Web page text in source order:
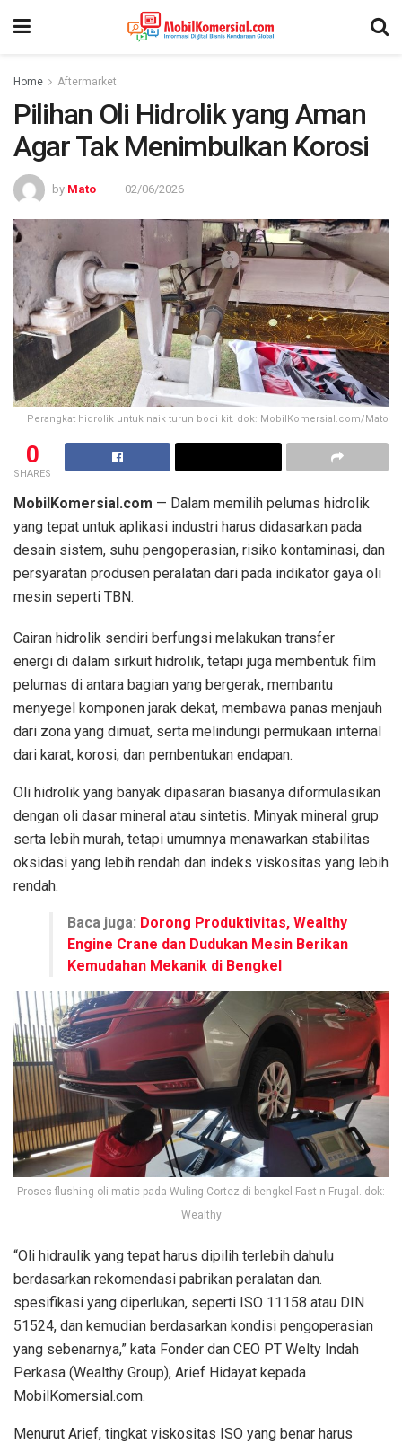
Home Aftermarket
Pilihan Oli Hidrolik yang Aman
Agar Tak Menimbulkan Korosi
by Mato 02/06/2026
Perangkat hidrolik untuk naik turun bodi kit. dok: MobilKomersial.com/Mato
0
SHARES
MobilKomersial.com — Dalam memilih pelumas hidrolik
yang tepat untuk aplikasi industri harus didasarkan pada
desain sistem, suhu pengoperasian, risiko kontaminasi, dan
persyaratan produsen peralatan dari pada indikator gaya oli
mesin seperti TBN.
Cairan hidrolik sendiri berfungsi melakukan transfer
energi di dalam sirkuit hidrolik, tetapi juga membentuk film
pelumas di antara bagian yang bergerak, membantu
menyegel komponen jarak dekat, membawa panas menjauh
dari zona yang dimuat, serta melindungi permukaan internal
dari karat, korosi, dan pembentukan endapan.
Oli hidrolik yang banyak dipasaran biasanya diformulasikan
dengan oli dasar mineral atau sintetis. Minyak mineral grup
serta lebih murah, tetapi umumnya menawarkan stabilitas
oksidasi yang lebih rendah dan indeks viskositas yang lebih
rendah.
Baca juga: Dorong Produktivitas, Wealthy
Engine Crane dan Dudukan Mesin Berikan
Kemudahan Mekanik di Bengkel
Proses flushing oli matic pada Wuling Cortez di bengkel Fast n Frugal. dok:
Wealthy
“Oli hidraulik yang tepat harus dipilih terlebih dahulu
berdasarkan rekomendasi pabrikan peralatan dan.
spesifikasi yang diperlukan, seperti ISO 11158 atau DIN
51524, dan kemudian berdasarkan kondisi pengoperasian
yang sebenarnya,” kata Fonder dan CEO PT Welty Indah
Perkasa (Wealthy Group), Arief Hidayat kepada
MobilKomersial.com.
Menurut Arief, tingkat viskositas ISO yang benar harus